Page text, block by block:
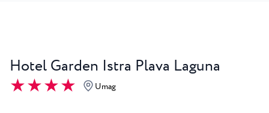
Hotel Garden Istra Plava Laguna
★ ★ ★ ★ Umag